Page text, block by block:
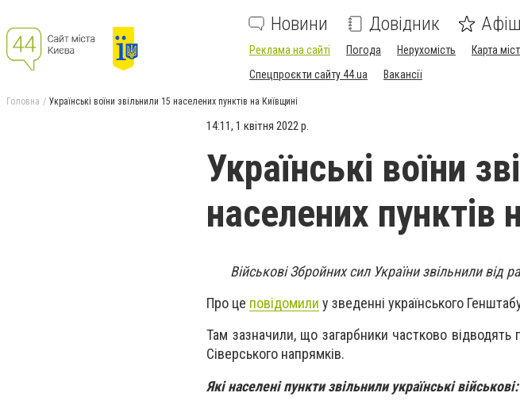
Новини Довідник
Реклама на сайті Погода Нерухомість Карта
Спецпроєкти сайту 44.ua
Вакансії
Головна Українські воїни звільнили 15 населених пунктів на Київщині
14:11, 1 квітня 2022 р.
Українські воїни
населених пунктів
Військові Збройних сил України звільнили від
Про це повідомили у зведенні українського
Там зазначили, що загарбники частково відводять
Сіверського напрямків.
Які населені пункти звільнили українські військові: